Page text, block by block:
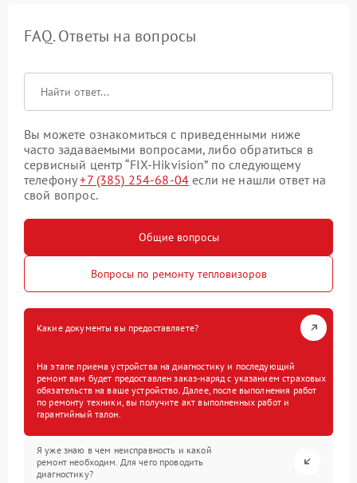
FAQ. Ответы на вопросы
Вы можете ознакомиться с приведенными ниже
часто задаваемыми вопросами, либо обратиться в
сервисный центр “FIX-Hikvision” по следующему
телефону+7 (385) 254-68-04 если не нашли ответ на
свой вопрос.
Общие вопросы
Вопросы по ремонту тепловизоров
Какие документы вы предоставляете?
На этапе приема устройства на диагностику и последующий
ремонт вам будет предоставлен заказ-наряд с указанием страховых
обязательств на ваше устройство. Далее, после выполнения работ
по ремонту техники, вы получите акт выполненных работ и
гарантийный талон.
Я уже знаю в чем неисправность и какой
ремонт необходим. Для чего проводить
диагностику?